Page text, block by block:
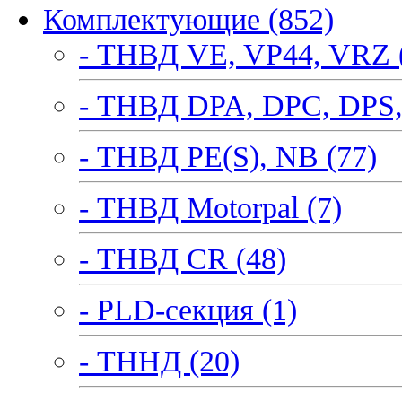
Комплектующие (852)
- ТНВД VE, VP44, VRZ
- ТНВД DPA, DPC,
- ТНВД PE(S), NB (77)
- ТНВД Motorpal (7)
- ТНВД CR (48)
- PLD-секция (1)
- ТННД (20)